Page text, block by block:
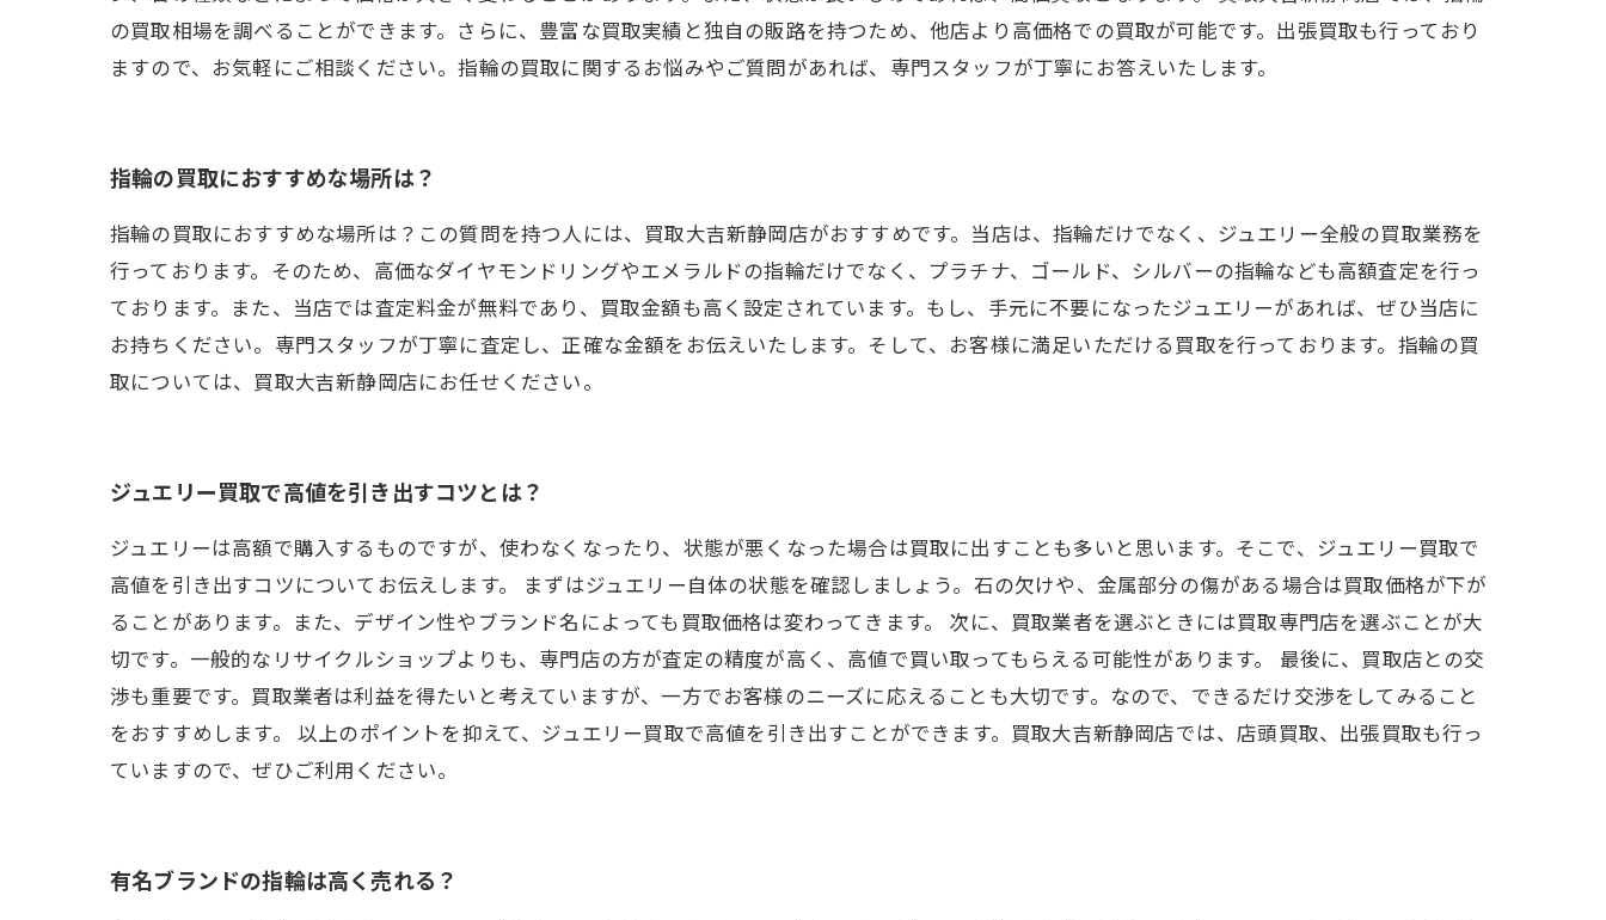
の買取相場を調べることができます。さらに、豊富な買取実績と独自の販路を持つため、他店より高価格での買取が可能です。出張買取も行っており
ますので、お気軽にご相談ください。指輪の買取に関するお悩みやご質問があれば、専門スタッフが丁寧にお答えいたします。
指輪の買取におすすめな場所は？
指輪の買取におすすめな場所は？この質問を持つ人には、買取大吉新静岡店がおすすめです。当店は、指輪だけでなく、ジュエリー全般の買取業務を
行っております。そのため、高価なダイヤモンドリングやエメラルドの指輪だけでなく、プラチナ、ゴールド、シルバーの指輪なども高額査定を行っ
ております。また、当店では査定料金が無料であり、買取金額も高く設定されています。もし、手元に不要になったジュエリーがあれば、ぜひ当店に
お持ちください。専門スタッフが丁寧に査定し、正確な金額をお伝えいたします。そして、お客様に満足いただける買取を行っております。指輪の買
取については、買取大吉新静岡店にお任せください。
ジュエリー買取で高値を引き出すコツとは？
ジュエリーは高額で購入するものですが、使わなくなったり、状態が悪くなった場合は買取に出すことも多いと思います。そこで、ジュエリー買取で
高値を引き出すコツについてお伝えします。 まずはジュエリー自体の状態を確認しましょう。石の欠けや、金属部分の傷がある場合は買取価格が下が
ることがあります。また、デザイン性やブランド名によっても買取価格は変わってきます。 次に、買取業者を選ぶときには買取専門店を選ぶことが大
切です。一般的なリサイクルショップよりも、専門店の方が査定の精度が高く、高値で買い取ってもらえる可能性があります。 最後に、買取店との交
渉も重要です。買取業者は利益を得たいと考えていますが、一方でお客様のニーズに応えることも大切です。なので、できるだけ交渉をしてみること
をおすすめします。 以上のポイントを抑えて、ジュエリー買取で高値を引き出すことができます。買取大吉新静岡店では、店頭買取、出張買取も行っ
ていますので、ぜひご利用ください。
有名ブランドの指輪は高く売れる？